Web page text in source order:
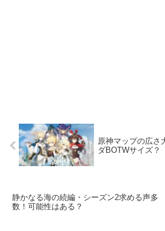
原神マップの広さ
ダBOTWサイズ？
静かなる海の続編・シーズン2求める声多
数！可能性はある？